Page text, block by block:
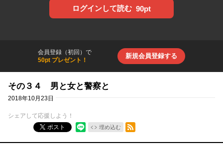
ログインして読む 90pt
会員登録（初回）で
50pt プレゼント！
新規会員登録する
その３４ 男と女と警察と
2018年10月23日
シェアして応援しよう！
ポスト
埋め込む
RSSフィード